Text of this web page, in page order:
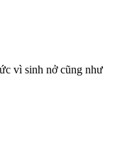
vì sinh nở cũng như